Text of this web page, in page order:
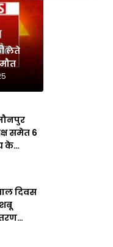
लेते
समेत 6
के
का
दिवस
आयोजन